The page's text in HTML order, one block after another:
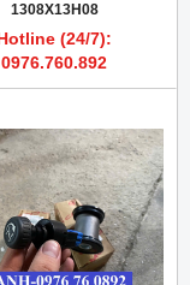
1308X13H08
Hotline (24/7):
0976.760.892